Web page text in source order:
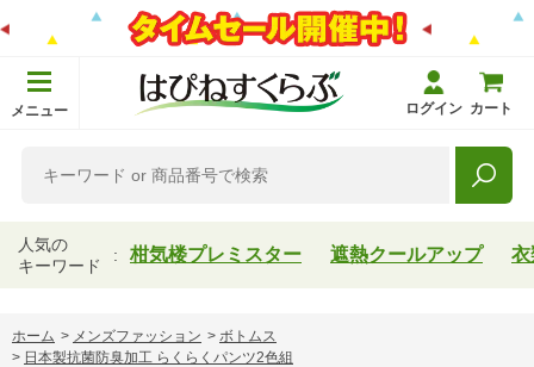
メニュー ログイン カート
人気の
キーワード
柑気楼プレミスター 遮熱クールアップ 衣
ホーム > メンズファッション > ボトムス
> 日本製抗菌防臭加工 らくらくパンツ2色組